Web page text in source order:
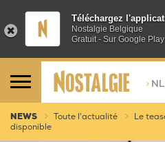
Téléchargez
Nostalgie Belgique
Gratuit - Sur Google Play
> NL
NEWS Toute l'actualité
Le
disponible